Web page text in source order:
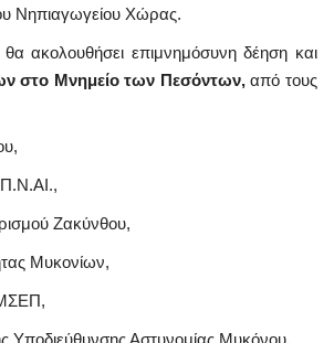
Νηπιαγωγείου Χώρας.
ακολουθήσει επιμνημόσυνη δέηση και
στο Μνημείο των Πεσόντων,από τους
Ζακύνθου,
Μυκονίων,
ΜΣΕΠ,
Υποδιεύθυνσης Αστυνομίας Μυκόνου,